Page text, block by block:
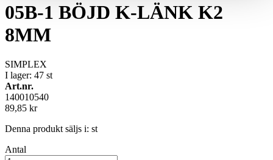
05B-1 BÖJD K-LÄNK K2
8MM
SIMPLEX
I lager: 47 st
Art.nr.
140010540
89,85 kr
Denna produkt säljs i: st
Antal